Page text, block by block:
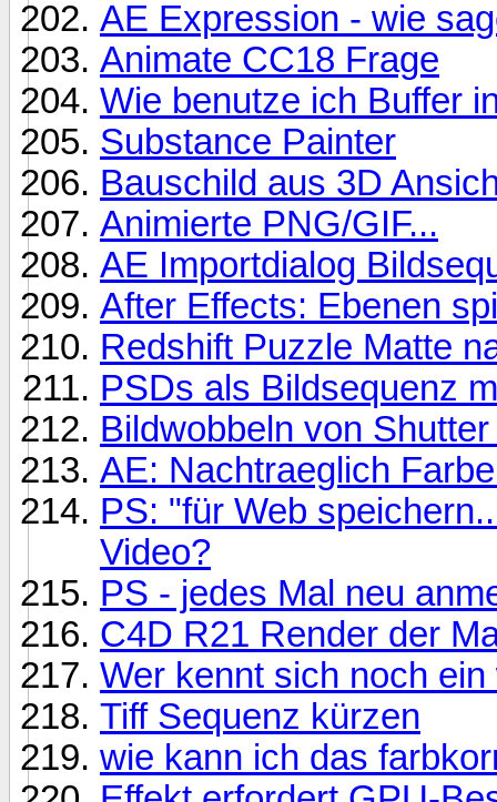
AE Expression - wie
Animate CC18 Frage
Wie benutze ich Buffer
Substance Painter
Bauschild aus 3D
Animierte PNG/GIF...
AE Importdialog
After Effects: Ebenen
Redshift Puzzle Matte
PSDs als Bildsequenz
Bildwobbeln von
AE: Nachtraeglich
PS: "für Web
Video?
PS - jedes Mal neu
C4D R21 Render der
Wer kennt sich noch
Tiff Sequenz kürzen
wie kann ich das